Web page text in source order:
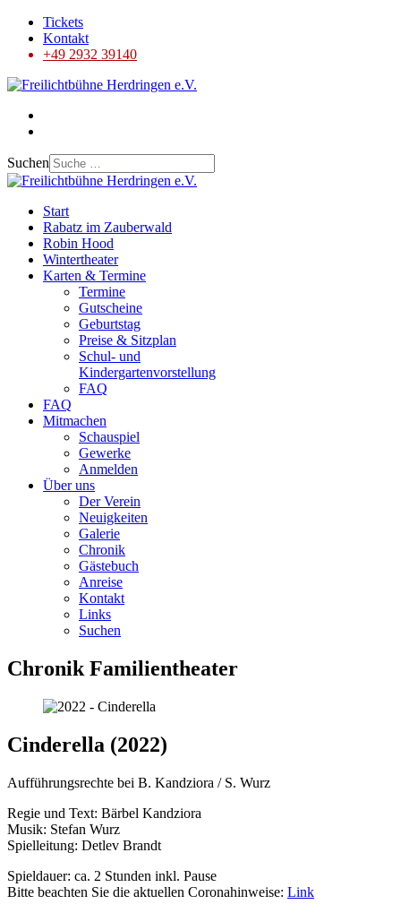
Tickets
Kontakt
+49 2932 39140
Suchen
Start
Rabatz im Zauberwald
Robin Hood
Wintertheater
Karten & Termine
Termine
Gutscheine
Geburtstag
Preise & Sitzplan
Schul- und
Kindergartenvorstellung
FAQ
FAQ
Mitmachen
Schauspiel
Gewerke
Anmelden
Über uns
Der Verein
Neuigkeiten
Galerie
Chronik
Gästebuch
Anreise
Kontakt
Links
Suchen
Chronik Familientheater
Cinderella (2022)
Aufführungsrechte bei B. Kandziora / S. Wurz
Regie und Text: Bärbel Kandziora
Musik: Stefan Wurz
Spielleitung: Detlev Brandt
Spieldauer: ca. 2 Stunden inkl. Pause
Bitte beachten Sie die aktuellen Coronahinweise: Link